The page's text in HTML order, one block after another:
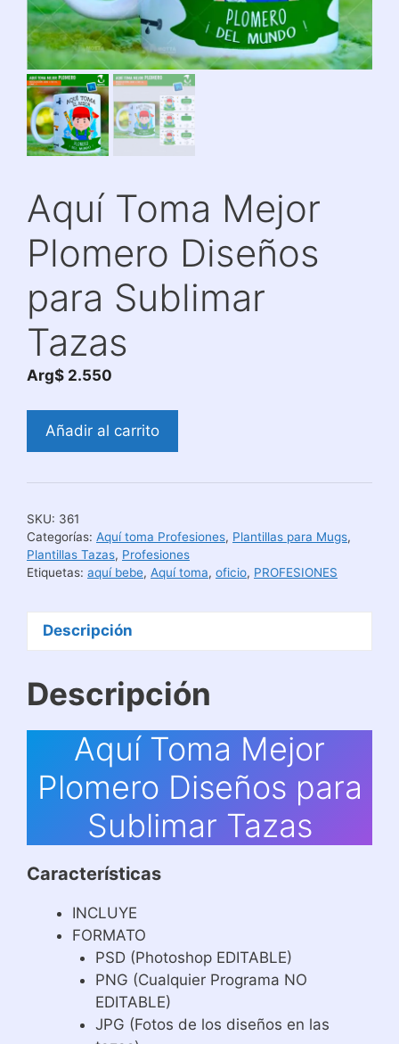
Aquí Toma Mejor
Plomero Diseños
para Sublimar
Tazas
Arg$ 2.550
Toma
Plomero
para
Sublimar
Tazas
Añadir al carrito
SKU: 361
Categorías: Aquí toma Profesiones, Plantillas para Mugs,
Plantillas Tazas, Profesiones
Etiquetas: aquí bebe, Aquí toma, oficio, PROFESIONES
Descripción
Descripción
Aquí Toma Mejor
Plomero Diseños para
Sublimar Tazas
Características
INCLUYE
FORMATO
PSD (Photoshop EDITABLE)
PNG (Cualquier Programa NO
EDITABLE)
JPG (Fotos de los diseños en las